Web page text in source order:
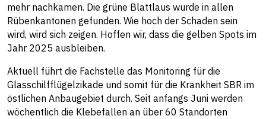
mehr nachkamen. Die grüne Blattlaus wurde in allen
Rübenkantonen gefunden. Wie hoch der Schaden sein
wird, wird sich zeigen. Hoffen wir, dass die gelben Spots im
Jahr 2025 ausbleiben.
Aktuell führt die Fachstelle das Monitoring für die
Glasschilfflügelzikade und somit für die Krankheit SBR im
östlichen Anbaugebiet durch. Seit anfangs Juni werden
wöchentlich die Klebefallen an über 60 Standorten